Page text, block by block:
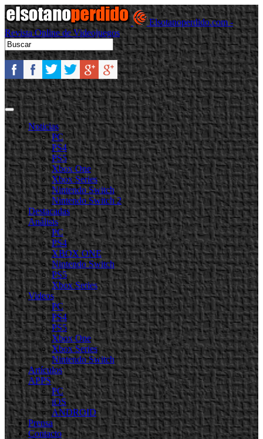
Elsotanoperdido.com -
Revista Online de Videojuegos
Noticias
PC
PS4
PS5
Xbox One
Xbox Series
Nintendo Switch
Nintendo Switch 2
Destacadas
Análisis
PC
PS4
XBOX ONE
Nintendo Switch
PS5
Xbox Series
Videos
PC
PS4
PS5
Xbox One
Xbox Series
Nintendo Switch
Artículos
APPS
PC
iOS
ANDROID
Prensa
Contacto